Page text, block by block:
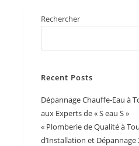
Rechercher
Recent Posts
Dépannage Chauffe-Eau à
aux Experts de « S eau S »
« Plomberie de Qualité à
d’Installation et Dépannage